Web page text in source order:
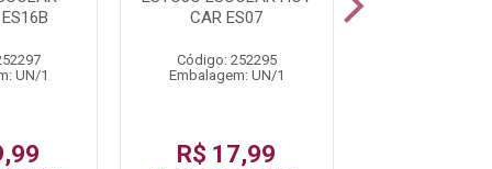
UN/1
CAR ES07
Código: 252295
Embalagem: UN/1
R$ 17,99